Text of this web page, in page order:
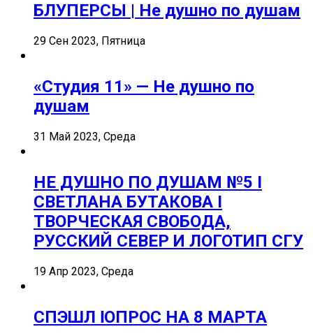
БЛУПЕРСЫ | Не душно по душам
29 Сен 2023, Пятница
«Студия 11» — Не душно по
душам
31 Май 2023, Среда
НЕ ДУШНО ПО ДУШАМ №5 I
СВЕТЛАНА БУТАКОВА I
ТВОРЧЕСКАЯ СВОБОДА,
РУССКИЙ СЕВЕР И ЛОГОТИП СГУ
19 Апр 2023, Среда
СПЭШЛ ӏ ОПРОС НА 8 МАРТА